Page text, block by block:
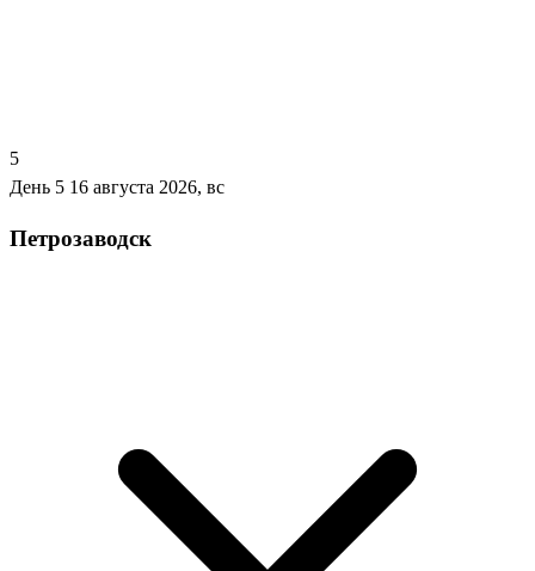
5
День 5 16 августа 2026, вс
Петрозаводск